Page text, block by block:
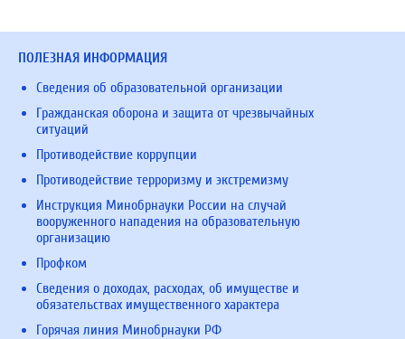
ПОЛЕЗНАЯ ИНФОРМАЦИЯ
Сведения об образовательной организации
Гражданская оборона и защита от чрезвычайных
ситуаций
Противодействие коррупции
Противодействие терроризму и экстремизму
Инструкция Минобрнауки России на случай
вооруженного нападения на образовательную
организацию
Профком
Сведения о доходах, расходах, об имуществе и
обязательствах имущественного характера
Горячая линия Минобрнауки РФ